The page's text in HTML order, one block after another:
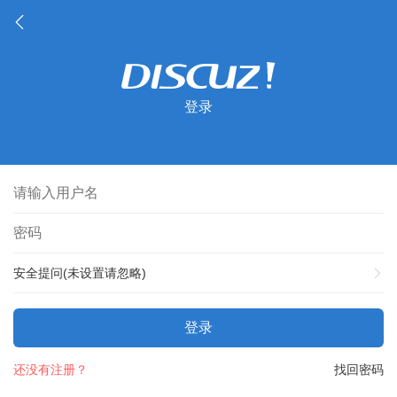
登录
安全提问(未设置请忽略)
登录
找回密码
还没有注册？